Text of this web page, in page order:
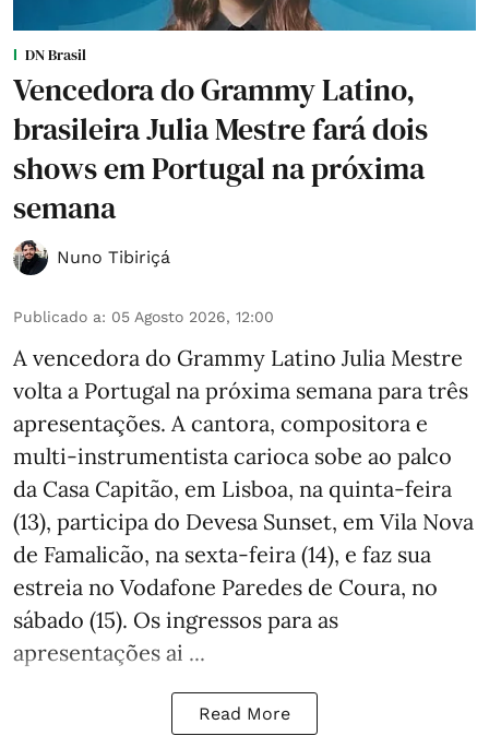
DN Brasil
Vencedora do Grammy Latino,
brasileira Julia Mestre fará dois
shows em Portugal na próxima
semana
Nuno Tibiriçá
Publicado a: 05 Agosto 2026, 12:00
A vencedora do Grammy Latino Julia Mestre
volta a Portugal na próxima semana para três
apresentações. A cantora, compositora e
multi-instrumentista carioca sobe ao palco
da Casa Capitão, em Lisboa, na quinta-feira
(13), participa do Devesa Sunset, em Vila Nova
de Famalicão, na sexta-feira (14), e faz sua
estreia no Vodafone Paredes de Coura, no
sábado (15). Os ingressos para as
apresentações ai ...
Read More